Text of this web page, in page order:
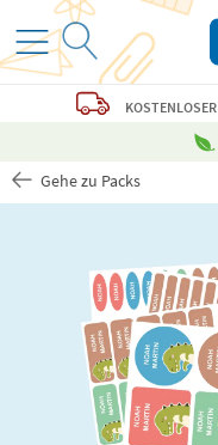
KOSTENLOSER
Gehe zu Packs